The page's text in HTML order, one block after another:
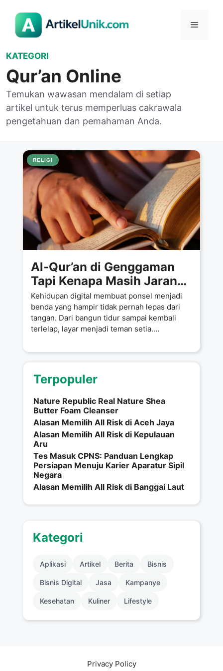
Menu
KATEGORI
Qur’an Online
Temukan wawasan mendalam di setiap
artikel untuk terus memperluas cakrawala
pengetahuan dan pemahaman Anda.
RELIGI
Al-Qur’an di Genggaman
Tapi Kenapa Masih Jarang
Dibaca Padahal Scroll
Nggak Pernah Absen
Kehidupan digital membuat ponsel menjadi
benda yang hampir tidak pernah lepas dari
tangan. Dari bangun tidur sampai kembali
terlelap, layar menjadi teman setia.
Terpopuler
Nature Republic Real Nature Shea
Butter Foam Cleanser
Alasan Memilih All Risk di Aceh Jaya
Alasan Memilih All Risk di Kepulauan
Aru
Tes Masuk CPNS: Panduan Lengkap
Persiapan Menuju Karier Aparatur Sipil
Negara
Alasan Memilih All Risk di Banggai Laut
Kategori
Aplikasi Artikel Berita Bisnis
Bisnis Digital Jasa Kampanye
Kesehatan Kuliner Lifestyle
Privacy Policy